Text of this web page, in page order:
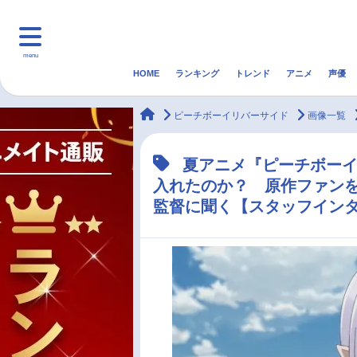
menu
マンガ・ラノベ ゲーム・アプリ 音楽
最新記事一覧
声優記事一覧
HOME ランキング トレンド アニメ 声優
animateTimes
ピーチボーイリバーサイド 画像一覧
夏アニメ『ピーチボー
入れたのか？ 原作ファン
監督に聞く【スタッフイン